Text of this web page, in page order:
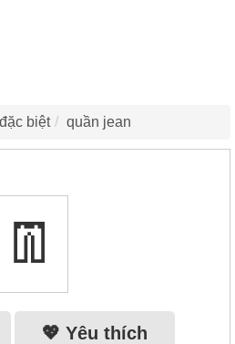
biệt quần jean
👖
💖 Yêu thích